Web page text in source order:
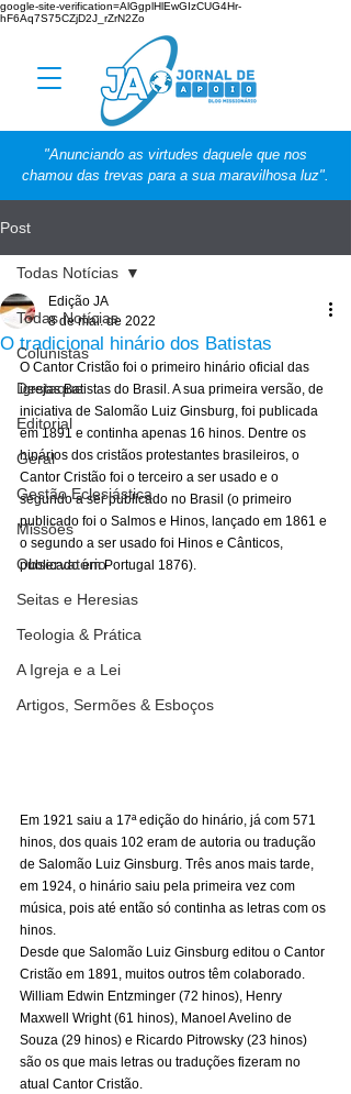
google-site-verification=AlGgplHlEwGIzCUG4Hr-
hF6Aq7S75CZjD2J_rZrN2Zo
"Anunciando as virtudes daquele que nos
chamou das trevas para a sua maravilhosa luz".
Post
Todas Notícias
Colunistas
Destaque
Editorial
Geral
Gestão Eclesiástica
Missões
Observatório
Seitas e Heresias
Teologia & Prática
A Igreja e a Lei
Artigos, Sermões & Esboços
Todas Notícias
O tradicional hinário dos Batistas
Edição JA
8 de mai. de 2022
O Cantor Cristão foi o primeiro hinário oficial das
igrejas Batistas do Brasil. A sua primeira versão, de
iniciativa de Salomão Luiz Ginsburg, foi publicada
em 1891 e continha apenas 16 hinos. Dentre os
hinários dos cristãos protestantes brasileiros, o
Cantor Cristão foi o terceiro a ser usado e o
segundo a ser publicado no Brasil (o primeiro
publicado foi o Salmos e Hinos, lançado em 1861 e
o segundo a ser usado foi Hinos e Cânticos,
publicado em Portugal 1876).
Em 1921 saiu a 17ª edição do hinário, já com 571
hinos, dos quais 102 eram de autoria ou tradução
de Salomão Luiz Ginsburg. Três anos mais tarde,
em 1924, o hinário saiu pela primeira vez com
música, pois até então só continha as letras com os
hinos.
Desde que Salomão Luiz Ginsburg editou o Cantor
Cristão em 1891, muitos outros têm colaborado.
William Edwin Entzminger (72 hinos), Henry
Maxwell Wright (61 hinos), Manoel Avelino de
Souza (29 hinos) e Ricardo Pitrowsky (23 hinos)
são os que mais letras ou traduções fizeram no
atual Cantor Cristão.